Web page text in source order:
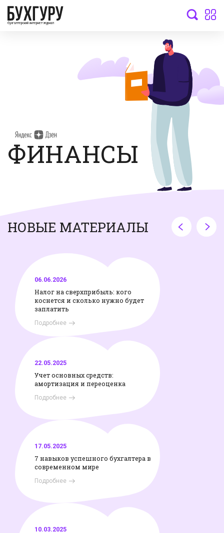
бухгалтерский интернет-журнал
ФИНАНСЫ
НОВЫЕ МАТЕРИАЛЫ
06.06.2026
Налог на сверхприбыль: кого
коснется и сколько нужно будет
заплатить
Подробнее
22.05.2025
Учет основных средств:
амортизация и переоценка
Подробнее
17.05.2025
7 навыков успешного бухгалтера в
современном мире
Подробнее
10.03.2025